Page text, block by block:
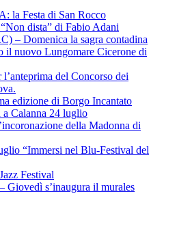
la Festa di San Rocco
dista” di Fabio Adani
– Domenica la sagra contadina
il nuovo Lungomare Cicerone di
l’anteprima del Concorso dei
edizione di Borgo Incantato
a Calanna 24 luglio
della Madonna di
“Immersi nel Blu-Festival del
Festival
s’inaugura il murales